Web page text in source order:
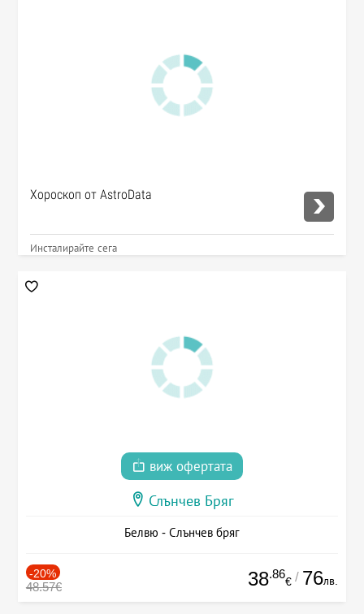
Хороскоп от AstroData
Инсталирайте сега
виж офертата
Слънчев Бряг
Белвю - Слънчев бряг
-20%
48.57€ 38.86
€ / 76лв.